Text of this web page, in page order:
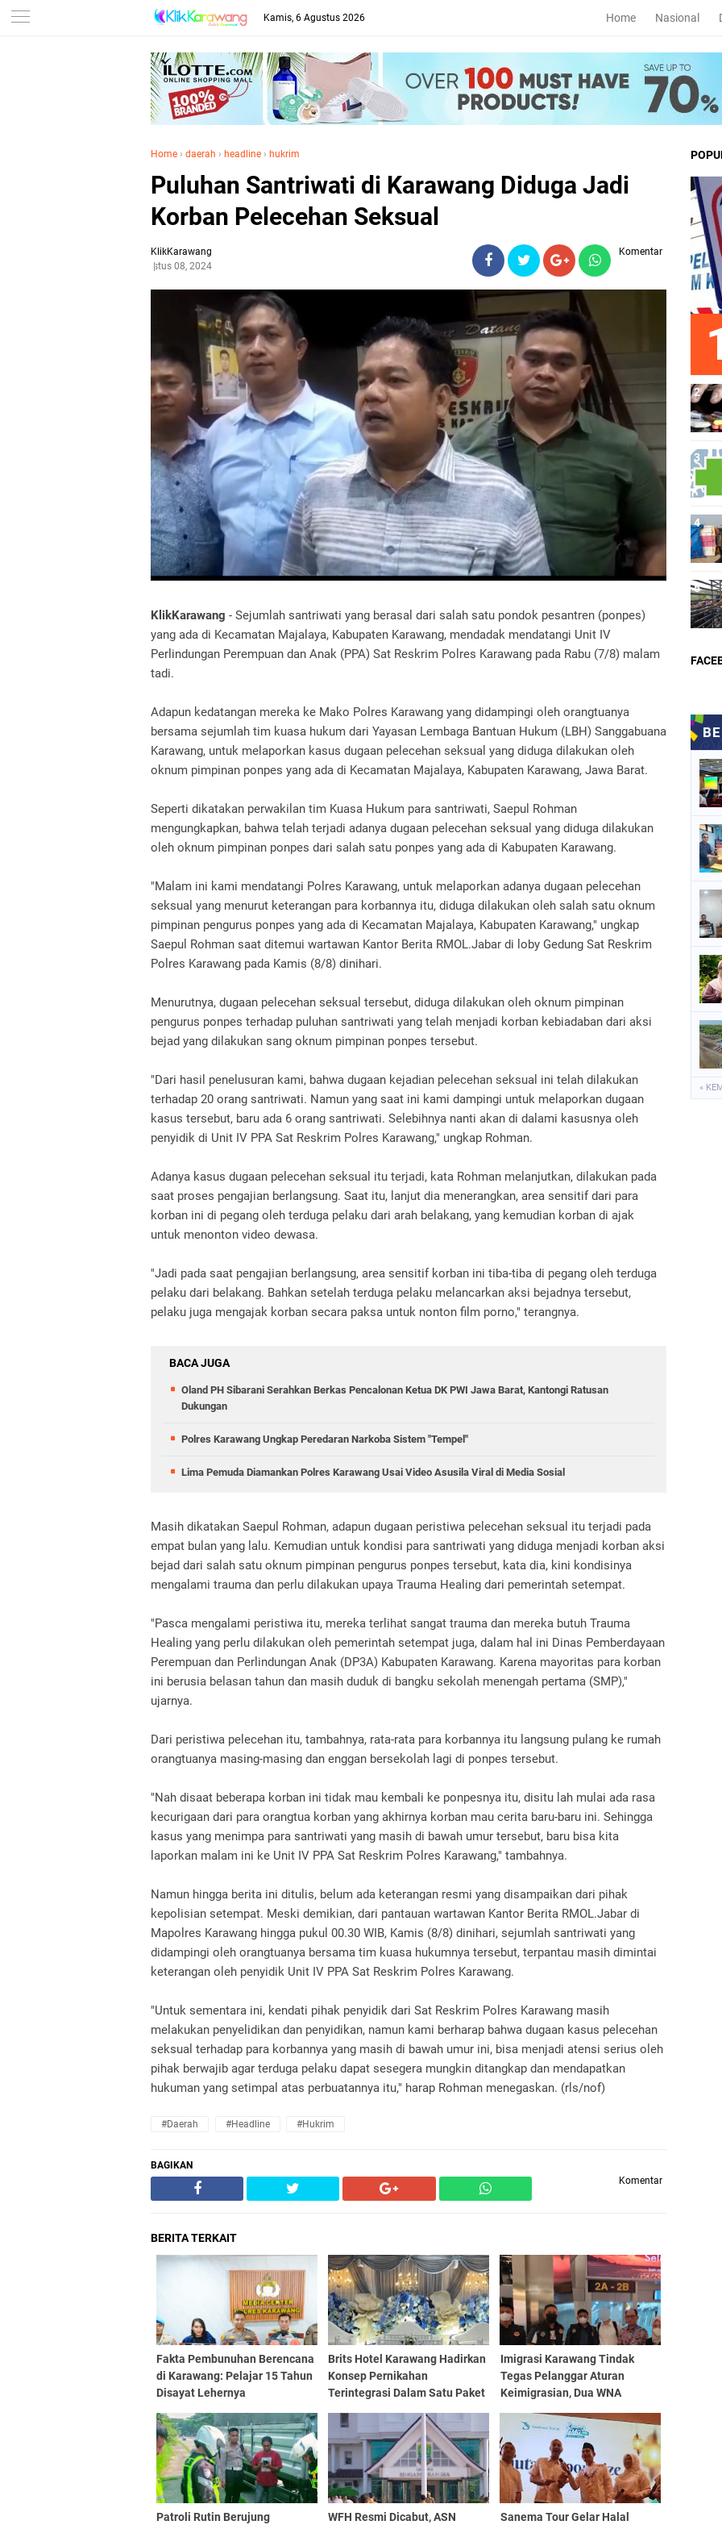
Kamis, 6 Agustus 2026 Home Nasional
Home › daerah › headline › hukrim
Puluhan Santriwati di Karawang Diduga Jadi
Korban Pelecehan Seksual
KlikKarawang
Agustus 08, 2024
Komentar
KlikKarawang - Sejumlah santriwati yang berasal dari salah satu pondok pesantren (ponpes)
yang ada di Kecamatan Majalaya, Kabupaten Karawang, mendadak mendatangi Unit IV
Perlindungan Perempuan dan Anak (PPA) Sat Reskrim Polres Karawang pada Rabu (7/8) malam
tadi.
Adapun kedatangan mereka ke Mako Polres Karawang yang didampingi oleh orangtuanya
bersama sejumlah tim kuasa hukum dari Yayasan Lembaga Bantuan Hukum (LBH) Sanggabuana
Karawang, untuk melaporkan kasus dugaan pelecehan seksual yang diduga dilakukan oleh
oknum pimpinan ponpes yang ada di Kecamatan Majalaya, Kabupaten Karawang, Jawa Barat.
Seperti dikatakan perwakilan tim Kuasa Hukum para santriwati, Saepul Rohman
mengungkapkan, bahwa telah terjadi adanya dugaan pelecehan seksual yang diduga dilakukan
oleh oknum pimpinan ponpes dari salah satu ponpes yang ada di Kabupaten Karawang.
"Malam ini kami mendatangi Polres Karawang, untuk melaporkan adanya dugaan pelecehan
seksual yang menurut keterangan para korbannya itu, diduga dilakukan oleh salah satu oknum
pimpinan pengurus ponpes yang ada di Kecamatan Majalaya, Kabupaten Karawang," ungkap
Saepul Rohman saat ditemui wartawan Kantor Berita RMOL.Jabar di loby Gedung Sat Reskrim
Polres Karawang pada Kamis (8/8) dinihari.
Menurutnya, dugaan pelecehan seksual tersebut, diduga dilakukan oleh oknum pimpinan
pengurus ponpes terhadap puluhan santriwati yang telah menjadi korban kebiadaban dari aksi
bejad yang dilakukan sang oknum pimpinan ponpes tersebut.
"Dari hasil penelusuran kami, bahwa dugaan kejadian pelecehan seksual ini telah dilakukan
terhadap 20 orang santriwati. Namun yang saat ini kami dampingi untuk melaporkan dugaan
kasus tersebut, baru ada 6 orang santriwati. Selebihnya nanti akan di dalami kasusnya oleh
penyidik di Unit IV PPA Sat Reskrim Polres Karawang," ungkap Rohman.
Adanya kasus dugaan pelecehan seksual itu terjadi, kata Rohman melanjutkan, dilakukan pada
saat proses pengajian berlangsung. Saat itu, lanjut dia menerangkan, area sensitif dari para
korban ini di pegang oleh terduga pelaku dari arah belakang, yang kemudian korban di ajak
untuk menonton video dewasa.
"Jadi pada saat pengajian berlangsung, area sensitif korban ini tiba-tiba di pegang oleh terduga
pelaku dari belakang. Bahkan setelah terduga pelaku melancarkan aksi bejadnya tersebut,
pelaku juga mengajak korban secara paksa untuk nonton film porno," terangnya.
BACA JUGA
Oland PH Sibarani Serahkan Berkas Pencalonan Ketua DK PWI Jawa Barat, Kantongi Ratusan
Dukungan
Polres Karawang Ungkap Peredaran Narkoba Sistem "Tempel"
Lima Pemuda Diamankan Polres Karawang Usai Video Asusila Viral di Media Sosial
Masih dikatakan Saepul Rohman, adapun dugaan peristiwa pelecehan seksual itu terjadi pada
empat bulan yang lalu. Kemudian untuk kondisi para santriwati yang diduga menjadi korban aksi
bejad dari salah satu oknum pimpinan pengurus ponpes tersebut, kata dia, kini kondisinya
mengalami trauma dan perlu dilakukan upaya Trauma Healing dari pemerintah setempat.
"Pasca mengalami peristiwa itu, mereka terlihat sangat trauma dan mereka butuh Trauma
Healing yang perlu dilakukan oleh pemerintah setempat juga, dalam hal ini Dinas Pemberdayaan
Perempuan dan Perlindungan Anak (DP3A) Kabupaten Karawang. Karena mayoritas para korban
ini berusia belasan tahun dan masih duduk di bangku sekolah menengah pertama (SMP),"
ujarnya.
Dari peristiwa pelecehan itu, tambahnya, rata-rata para korbannya itu langsung pulang ke rumah
orangtuanya masing-masing dan enggan bersekolah lagi di ponpes tersebut.
"Nah disaat beberapa korban ini tidak mau kembali ke ponpesnya itu, disitu lah mulai ada rasa
kecurigaan dari para orangtua korban yang akhirnya korban mau cerita baru-baru ini. Sehingga
kasus yang menimpa para santriwati yang masih di bawah umur tersebut, baru bisa kita
laporkan malam ini ke Unit IV PPA Sat Reskrim Polres Karawang," tambahnya.
Namun hingga berita ini ditulis, belum ada keterangan resmi yang disampaikan dari pihak
kepolisian setempat. Meski demikian, dari pantauan wartawan Kantor Berita RMOL.Jabar di
Mapolres Karawang hingga pukul 00.30 WIB, Kamis (8/8) dinihari, sejumlah santriwati yang
didampingi oleh orangtuanya bersama tim kuasa hukumnya tersebut, terpantau masih dimintai
keterangan oleh penyidik Unit IV PPA Sat Reskrim Polres Karawang.
"Untuk sementara ini, kendati pihak penyidik dari Sat Reskrim Polres Karawang masih
melakukan penyelidikan dan penyidikan, namun kami berharap bahwa dugaan kasus pelecehan
seksual terhadap para korbannya yang masih di bawah umur ini, bisa menjadi atensi serius oleh
pihak berwajib agar terduga pelaku dapat sesegera mungkin ditangkap dan mendapatkan
hukuman yang setimpal atas perbuatannya itu," harap Rohman menegaskan. (rls/nof)
#daerah #headline #hukrim
BAGIKAN
Komentar
BERITA TERKAIT
Fakta Pembunuhan Berencana
di Karawang: Pelajar 15 Tahun
Disayat Lehernya
Brits Hotel Karawang Hadirkan
Konsep Pernikahan
Terintegrasi Dalam Satu Paket
Imigrasi Karawang Tindak
Tegas Pelanggar Aturan
Keimigrasian, Dua WNA
Patroli Rutin Berujung
WFH Resmi Dicabut, ASN
Sanema Tour Gelar Halal
«